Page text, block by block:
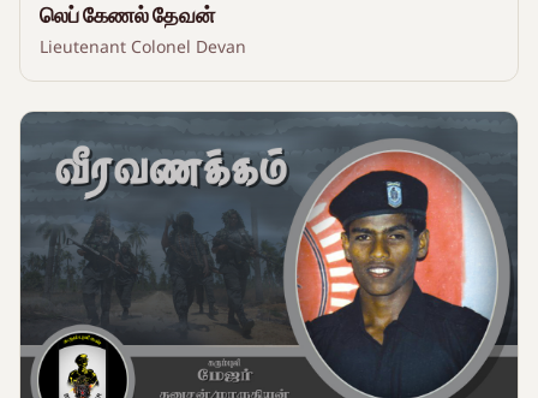
லெப் கேணல் தேவன்
Lieutenant Colonel Devan